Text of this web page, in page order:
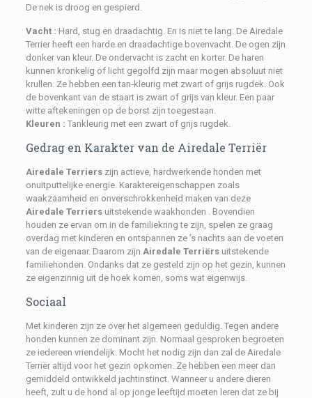
De nek is droog en gespierd.
Vacht : Hard, stug en draadachtig. En is niet te lang. De Airedale
Terrier heeft een harde en draadachtige bovenvacht. De ogen zijn
donker van kleur. De ondervacht is zacht en korter. De haren
kunnen kronkelig of licht gegolfd zijn maar mogen absoluut niet
krullen. Ze hebben een tan-kleurig met zwart of grijs rugdek. Ook
de bovenkant van de staart is zwart of grijs van kleur. Een paar
witte aftekeningen op de borst zijn toegestaan.
Kleuren : Tankleurig met een zwart of grijs rugdek.
Gedrag en Karakter van de Airedale Terriër
Airedale Terrierszijn actieve, hardwerkende honden met
onuitputtelijke energie. Karaktereigenschappen zoals
waakzaamheid en onverschrokkenheid maken van deze
Airedale Terriersuitstekende waakhonden . Bovendien
houden ze ervan om in de familiekring te zijn, spelen ze graag
overdag met kinderen en ontspannen ze ’s nachts aan de voeten
van de eigenaar. Daarom zijn Airedale Terriërsuitstekende
familiehonden. Ondanks dat ze gesteld zijn op het gezin, kunnen
ze eigenzinnig uit de hoek komen, soms wat eigenwijs.
Sociaal
Met kinderen zijn ze over het algemeen geduldig. Tegen andere
honden kunnen ze dominant zijn. Normaal gesproken begroeten
ze iedereen vriendelijk. Mocht het nodig zijn dan zal de Airedale
Terriër altijd voor het gezin opkomen. Ze hebben een meer dan
gemiddeld ontwikkeld jachtinstinct. Wanneer u andere dieren
heeft, zult u de hond al op jonge leeftijd moeten leren dat ze bij